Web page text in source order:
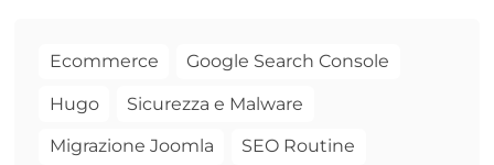
Ecommerce Google Search Console
Hugo Sicurezza e Malware
Migrazione Joomla SEO Routine